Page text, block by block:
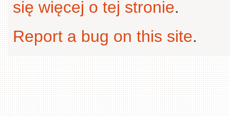
się więcej o tej stronie.
Report a bug on this site.